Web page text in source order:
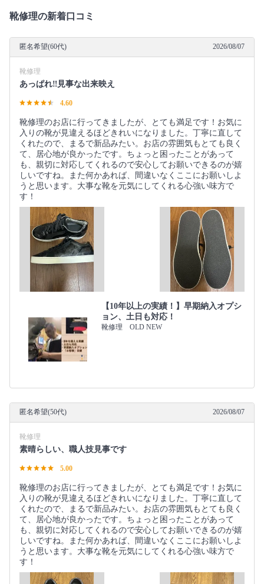
靴修理の新着口コミ
匿名希望(60代) 2026/08/07
靴修理
あっぱれ‼️見事な出来映え
4.60
靴修理のお店に行ってきましたが、とても満足です！お気に
入りの靴が見違えるほどきれいになりました。丁寧に直して
くれたので、まるで新品みたい。お店の雰囲気もとても良く
て、居心地が良かったです。ちょっと困ったことがあって
も、親切に対応してくれるので安心してお願いできるのが嬉
しいですね。また何かあれば、間違いなくここにお願いしよ
うと思います。大事な靴を元気にしてくれる心強い味方で
す！
【10年以上の実績！】早期納入オプシ
ョン、土日も対応！
靴修理 OLD NEW
匿名希望(50代) 2026/08/07
靴修理
素晴らしい、職人技見事です
5.00
靴修理のお店に行ってきましたが、とても満足です！お気に
入りの靴が見違えるほどきれいになりました。丁寧に直して
くれたので、まるで新品みたい。お店の雰囲気もとても良く
て、居心地が良かったです。ちょっと困ったことがあって
も、親切に対応してくれるので安心してお願いできるのが嬉
しいですね。また何かあれば、間違いなくここにお願いしよ
うと思います。大事な靴を元気にしてくれる心強い味方で
す！